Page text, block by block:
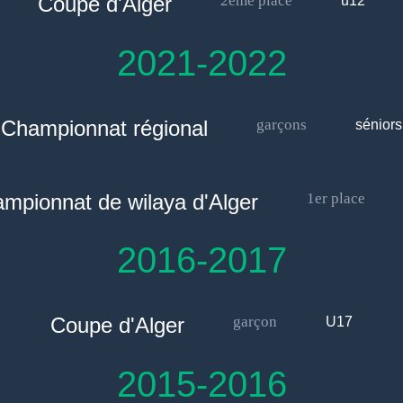
2021-2022
Championnat régional garçons séniors
de wilaya d'Alger 1er place
2016-2017
Coupe d'Alger garçon U17
2015-2016